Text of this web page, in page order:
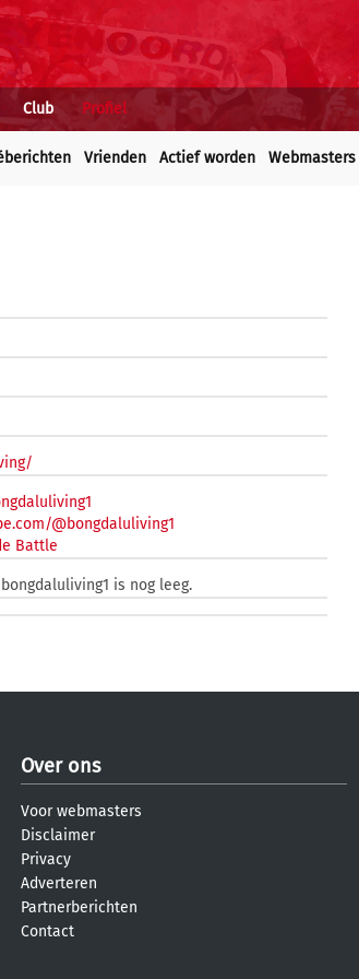
Club Profiel
Vrienden Actief worden Webmasters
@bongdaluliving1
Battle
is nog leeg.
Over ons
Voor webmasters
Disclaimer
Privacy
Adverteren
Partnerberichten
Contact